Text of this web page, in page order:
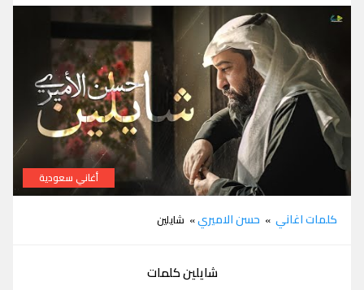
أغاني سعودية
كلمات اغاني » حسن الاميري» شايلين
شايلين كلمات